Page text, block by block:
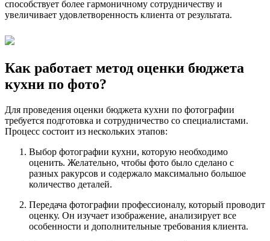
способствует более гармоничному сотрудничеству и
увеличивает удовлетворенность клиента от результата.
Как работает метод оценки бюджета
кухни по фото?
Для проведения оценки бюджета кухни по фотографии
требуется подготовка и сотрудничество со специалистами.
Процесс состоит из нескольких этапов:
Выбор фотографии кухни, которую необходимо
оценить. Желательно, чтобы фото было сделано с
разных ракурсов и содержало максимально большое
количество деталей.
Передача фотографии профессионалу, который проводит
оценку. Он изучает изображение, анализирует все
особенности и дополнительные требования клиента.